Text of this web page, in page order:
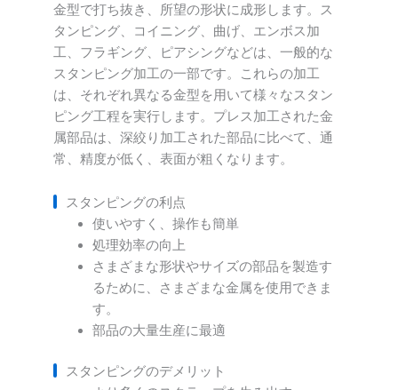
金型で打ち抜き、所望の形状に成形します。ス
タンピング、コイニング、曲げ、エンボス加
工、フラギング、ピアシングなどは、一般的な
スタンピング加工の一部です。これらの加工
は、それぞれ異なる金型を用いて様々なスタン
ピング工程を実行します。プレス加工された金
属部品は、深絞り加工された部品に比べて、通
常、精度が低く、表面が粗くなります。
スタンピングの利点
使いやすく、操作も簡単
処理効率の向上
さまざまな形状やサイズの部品を製造す
るために、さまざまな金属を使用できま
す。
部品の大量生産に最適
スタンピングのデメリット